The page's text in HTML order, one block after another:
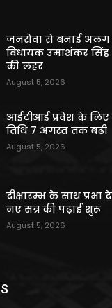
जनसेवा से बनाई अलग
विधायक उमाशंकर
की लहर
August 5, 2026
आईटीआई प्रवेश के
तिथि 7 अगस्त तक बढ़ी
August 5, 2026
दीक्षारम्भ के साथ
नए सत्र की पढ़ाई शुरू
August 5, 2026